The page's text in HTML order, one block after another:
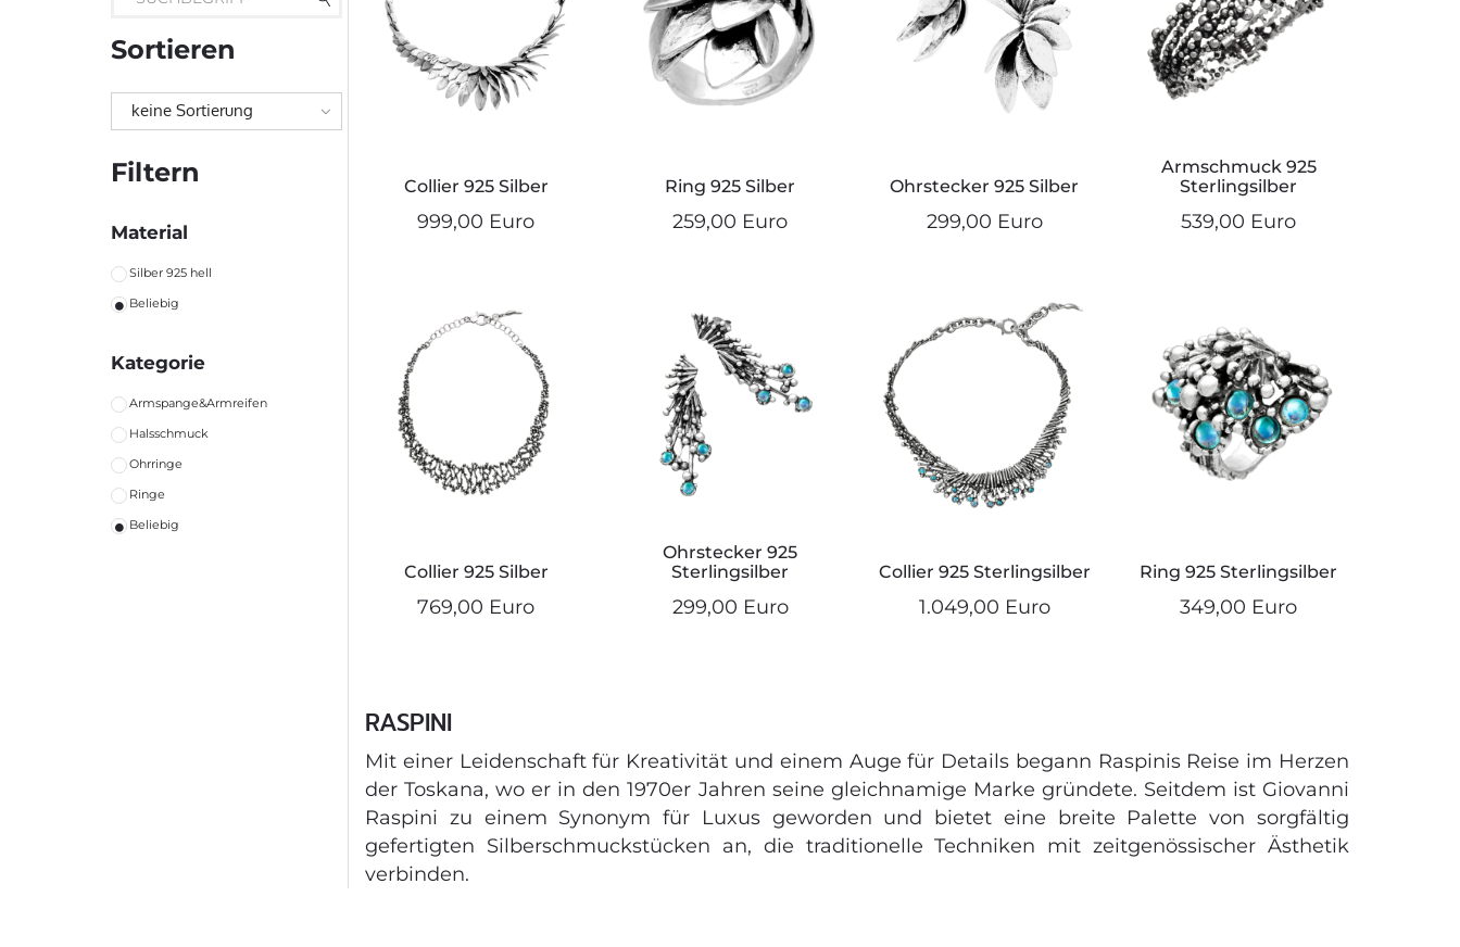
Sortieren
keine Sortierung
Filtern
Material
Silber 925 hell
Beliebig
Kategorie
Armspange&Armreifen
Halsschmuck
Ohrringe
Ringe
Beliebig
Collier 925 Silber
999,00 Euro
Ring 925 Silber
259,00 Euro
Ohrstecker 925 Silber
299,00 Euro
Armschmuck 925
Sterlingsilber
539,00 Euro
Collier 925 Silber
769,00 Euro
Ohrstecker 925
Sterlingsilber
299,00 Euro
Collier 925 Sterlingsilber
1.049,00 Euro
Ring 925 Sterlingsilber
349,00 Euro
RASPINI
Mit einer Leidenschaft für Kreativität und einem Auge für Details begann Raspinis Reise im Herzen
der Toskana, wo er in den 1970er Jahren seine gleichnamige Marke gründete. Seitdem ist Giovanni
Raspini zu einem Synonym für Luxus geworden und bietet eine breite Palette von sorgfältig
gefertigten Silberschmuckstücken an, die traditionelle Techniken mit zeitgenössischer Ästhetik
verbinden.